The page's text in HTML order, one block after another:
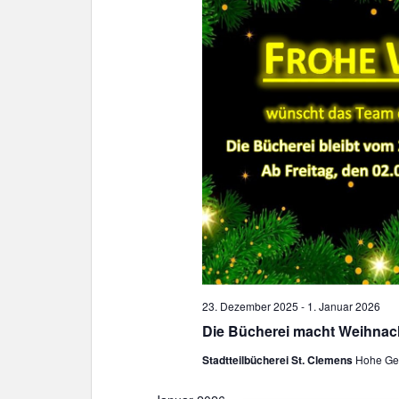
Die Bücherei macht
23. Dezember 2025 - 1. Januar 2026
Stadtteilbücherei St. Clemens Hohe